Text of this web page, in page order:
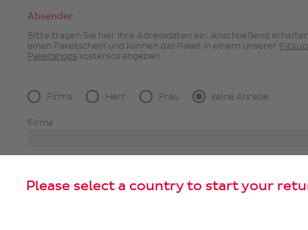
Absender
Bitte tragen Sie hier Ihre Adressdaten ein. Anschließend
einen Paketschein und können das Paket in einem unserer Pickup
Paketshops kostenlos abgeben.
Firma Herr Frau keine Anrede
Firma
Please select a country to start your